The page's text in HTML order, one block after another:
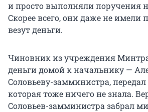
и просто выполняли поручения
Скорее всего, они даже не имели
везут деньги.
Чиновник из учреждения
деньги домой к начальнику —
Соловьеву-замминистра, передал
которая тоже ничего не знала.
Соловьев-замминистра забрал